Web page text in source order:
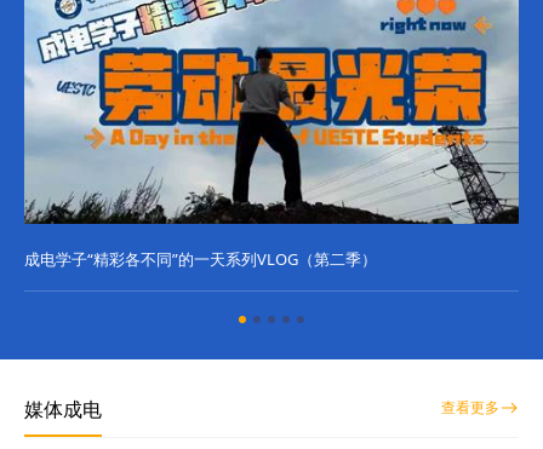
成电学子“精彩各不同”的一天系列VLOG（第二季）
媒体成电 查看更多